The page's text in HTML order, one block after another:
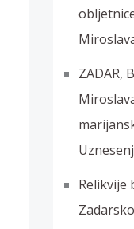
ZADAR,
Relikvije